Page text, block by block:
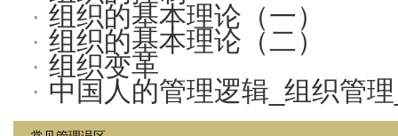
· 组织的基本理论（一）
· 组织的基本理论（二）
· 组织变革
· 中国人的管理逻辑_组织管